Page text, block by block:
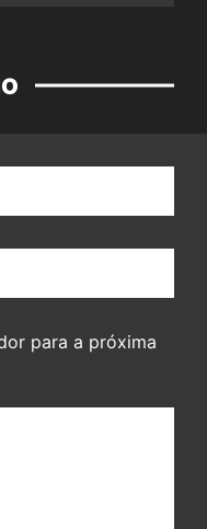
para a próxima